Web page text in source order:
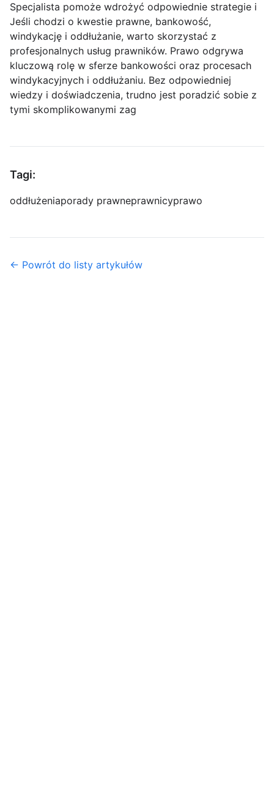
Specjalista pomoże wdrożyć odpowiednie strategie i
Jeśli chodzi o kwestie prawne, bankowość,
windykację i oddłużanie, warto skorzystać z
profesjonalnych usług prawników. Prawo odgrywa
kluczową rolę w sferze bankowości oraz procesach
windykacyjnych i oddłużaniu. Bez odpowiedniej
wiedzy i doświadczenia, trudno jest poradzić sobie z
tymi skomplikowanymi zag
Tagi:
oddłużeniaporady prawneprawnicyprawo
← Powrót do listy artykułów